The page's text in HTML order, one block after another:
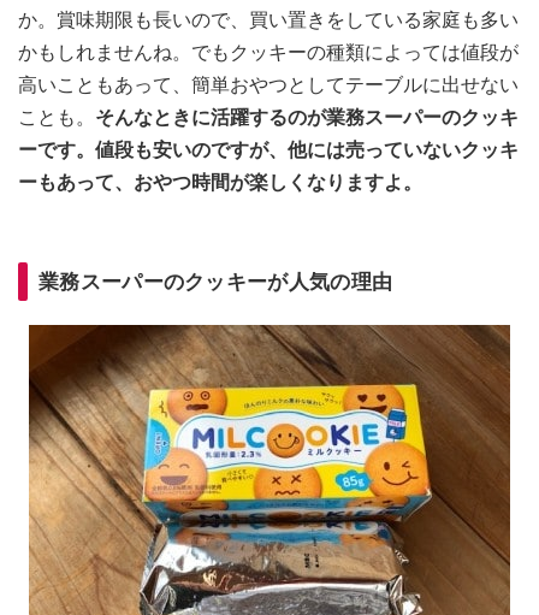
か。賞味期限も長いので、買い置きをしている家庭も多い
かもしれませんね。でもクッキーの種類によっては値段が
高いこともあって、簡単おやつとしてテーブルに出せない
ことも。 そんなときに活躍するのが業務スーパーのクッキ
ーです。値段も安いのですが、他には売っていないクッキ
ーもあって、おやつ時間が楽しくなりますよ。
業務スーパーのクッキーが人気の理由